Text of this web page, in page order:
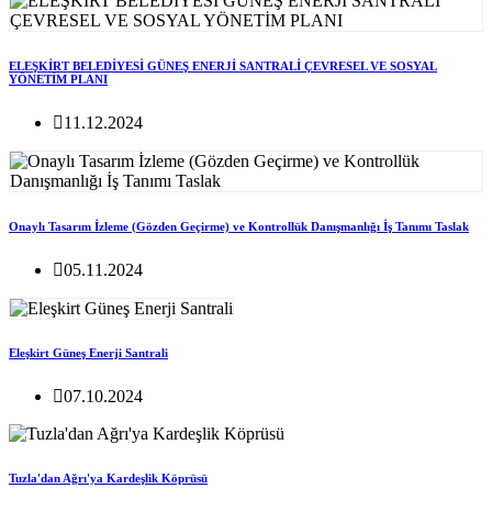
ELEŞKİRT BELEDİYESİ GÜNEŞ ENERJİ SANTRALİ ÇEVRESEL VE SOSYAL
YÖNETİM PLANI
11.12.2024
Onaylı Tasarım İzleme (Gözden Geçirme) ve Kontrollük Danışmanlığı İş Tanımı Taslak
05.11.2024
Eleşkirt Güneş Enerji Santrali
07.10.2024
Tuzla'dan Ağrı'ya Kardeşlik Köprüsü